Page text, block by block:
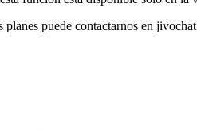
puede contactarnos en